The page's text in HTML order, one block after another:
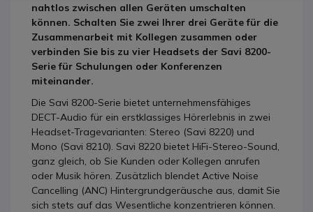
nahtlos zwischen allen Geräten umschalten
können. Schalten Sie zwei Ihrer drei Geräte für die
Zusammenarbeit mit Kollegen zusammen oder
verbinden Sie bis zu vier Headsets der Savi 8200-
Serie für Schulungen oder Konferenzen
miteinander.
Die Savi 8200-Serie bietet unternehmensfähiges
DECT-Audio für ein erstklassiges Hörerlebnis in zwei
Headset-Tragevarianten: Stereo (Savi 8220) und
Mono (Savi 8210). Savi 8220 bietet HiFi-Stereo-Sound,
ganz gleich, ob Sie Kunden oder Kollegen anrufen
oder Musik hören. Zusätzlich blendet Active Noise
Cancelling (ANC) Hintergrundgeräusche aus, damit Sie
sich stets auf das Wesentliche konzentrieren können.